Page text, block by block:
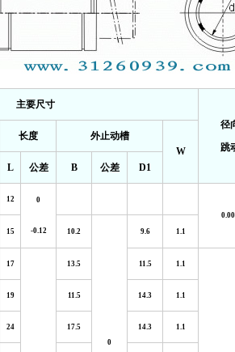
主要尺寸
径
跳
长度
外止动槽
W
L 公差 B 公差 D1
12 0
-0.12
15 10.2
0
9.6 1.1
17 13.5 11.5 1.1
19 11.5 14.3 1.1
24 17.5 14.3 1.1